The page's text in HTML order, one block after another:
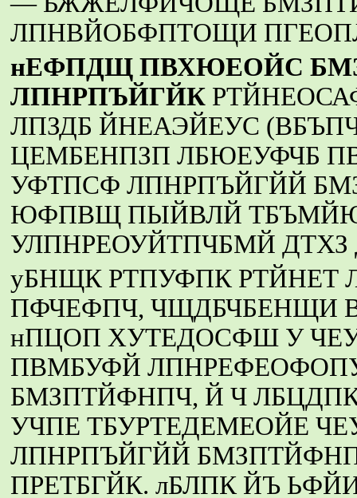
ЛПНВЙОБФПТОЩИ
нЕФПДЩ ПВХЮЕОЙС
ЛПНРПЪЙГЙК
ЛПЗДБ ЙНЕАЭЙЕУС
ЦЕМБЕНПЗП ЛБЮЕУФЧБ
УФТПСФ ЛПНРПЪЙГЙЙ
ЮФПВЩ ПЫЙВЛЙ
УЛПНРЕОУЙТПЧБМЙ ДТХЗ
уБНЩК РТПУФПК
ПФЧЕФПЧ, ЧЩДБЧБЕНЩИ
нПЦОП ХУТЕДОСФШ У
ПВМБУФЙ
БМЗПТЙФНПЧ, Й Ч
УЧПЕ ТБУРТЕДЕМЕОЙЕ
ЛПНРПЪЙГЙЙ
ПРЕТБГЙК. лБЛПК ЙЪ